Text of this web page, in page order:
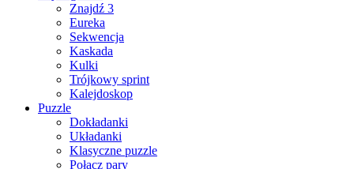
Znajdź 3
Eureka
Sekwencja
Kaskada
Kulki
Trójkowy sprint
Kalejdoskop
Puzzle
Dokładanki
Układanki
Klasyczne puzzle
Połącz pary